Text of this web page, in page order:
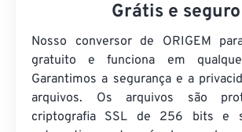
Grátis e seguro
Nosso conversor de ORIGEM
gratuito e funciona em
Garantimos a segurança e a
arquivos. Os arquivos são
criptografia SSL de 256 bits e